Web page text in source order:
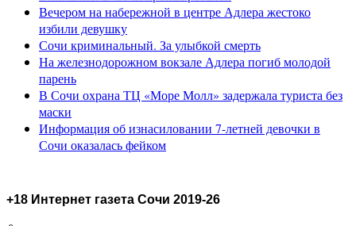
Вечером на набережной в центре Адлера жестоко
избили девушку
Сочи криминальный. За улыбкой смерть
На железнодорожном вокзале Адлера погиб молодой
парень
В Сочи охрана ТЦ «Море Молл» задержала туриста без
маски
Информация об изнасиловании 7-летней девочки в
Сочи оказалась фейком
+18 Интернет газета Сочи 2019-26